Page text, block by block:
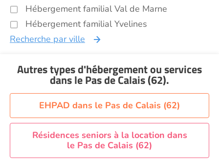
Hébergement familial Val de Marne
Hébergement familial Yvelines
Recherche par ville
Autres types d'hébergement ou services
dans le Pas de Calais (62).
EHPAD dans le Pas de Calais (62)
Résidences seniors à la location dans
le Pas de Calais (62)